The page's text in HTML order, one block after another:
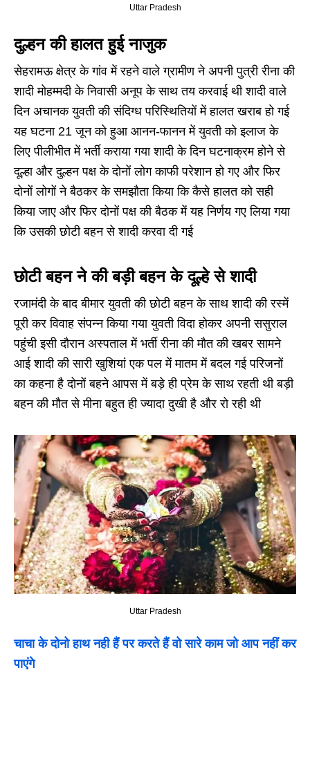
Uttar Pradesh
दुल्हन की हालत हुई नाजुक
सेहरामऊ क्षेत्र के गांव में रहने वाले ग्रामीण ने अपनी पुत्री रीना की
शादी मोहम्मदी के निवासी अनूप के साथ तय करवाई थी शादी वाले
दिन अचानक युवती की संदिग्ध परिस्थितियों में हालत खराब हो गई
यह घटना 21 जून को हुआ आनन-फानन में युवती को इलाज के
लिए पीलीभीत में भर्ती कराया गया शादी के दिन घटनाक्रम होने से
दूल्हा और दुल्हन पक्ष के दोनों लोग काफी परेशान हो गए और फिर
दोनों लोगों ने बैठकर के समझौता किया कि कैसे हालत को सही
किया जाए और फिर दोनों पक्ष की बैठक में यह निर्णय गए लिया गया
कि उसकी छोटी बहन से शादी करवा दी गई
छोटी बहन ने की बड़ी बहन के दूल्हे से शादी
रजामंदी के बाद बीमार युवती की छोटी बहन के साथ शादी की रस्में
पूरी कर विवाह संपन्न किया गया युवती विदा होकर अपनी ससुराल
पहुंची इसी दौरान अस्पताल में भर्ती रीना की मौत की खबर सामने
आई शादी की सारी खुशियां एक पल में मातम में बदल गई परिजनों
का कहना है दोनों बहने आपस में बड़े ही प्रेम के साथ रहती थी बड़ी
बहन की मौत से मीना बहुत ही ज्यादा दुखी है और रो रही थी
Uttar Pradesh
चाचा के दोनो हाथ नही हैं पर करते हैं वो सारे काम जो आप नहीं कर
पाएंगे